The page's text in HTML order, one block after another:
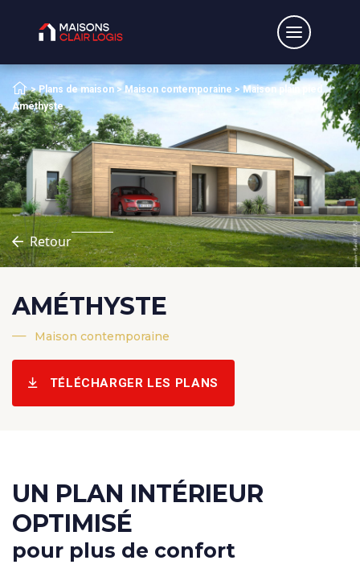
Retour
Accueil
>Plans de maison>Maison contemporaine > Maison plain pied
Améthyste
AMÉTHYSTE
Maison contemporaine
TÉLÉCHARGER LES PLANS
UN PLAN INTÉRIEUR
OPTIMISÉ
pour plus de confort